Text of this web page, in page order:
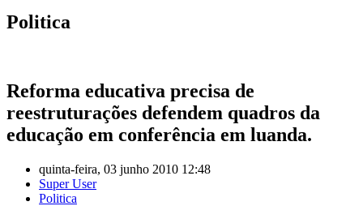
Politica
Reforma educativa precisa de
reestruturações defendem quadros da
educação em conferência em luanda.
quinta-feira, 03 junho 2010 12:48
Super User
Politica